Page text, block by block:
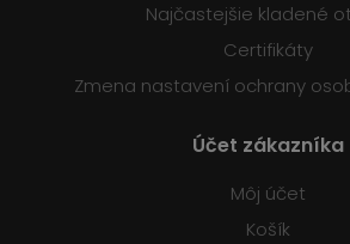
Najčastejšie kladené
Certifikáty
Zmena nastavení ochrany
Účet zákazníka
Môj účet
Košík